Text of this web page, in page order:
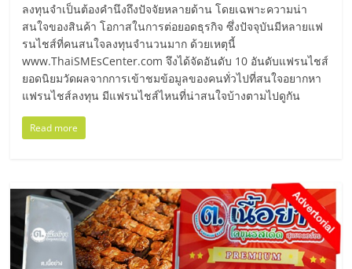
ลงทุนจำเป็นต้องคำนึงถึงปัจจัยหลายด้าน โดยเฉพาะความน่า
สนใจของสินค้า โอกาสในการต่อยอดธุรกิจ ซึ่งปัจจุบันมีหลายแฟ
รนไชส์ที่คนสนใจลงทุนจำนวนมาก ด้วยเหตุนี้
www.ThaiSMEsCenter.com จึงได้จัดอันดับ 10 อันดับแฟรนไชส์
ยอดนิยมวัดผลจากการเข้าชมข้อมูลของคนทั่วไปที่สนใจอยากหา
แฟรนไชส์ลงทุน มีแฟรนไชส์ไหนที่น่าสนใจบ้างตามไปดูกัน
Read more